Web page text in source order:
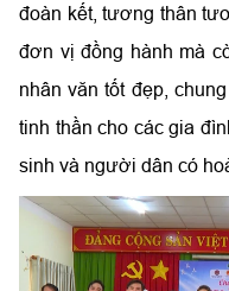
đoàn kết, tương thân
đơn vị đồng hành mà
nhân văn tốt đẹp,
tinh thần cho các gia
sinh và người dân có